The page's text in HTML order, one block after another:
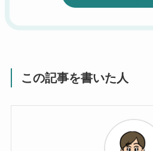
この記事を書いた人